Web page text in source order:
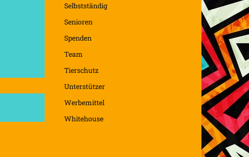
Selbstständig
Senioren
Spenden
Team
Tierschutz
Unterstützer
Werbemittel
Whitehouse